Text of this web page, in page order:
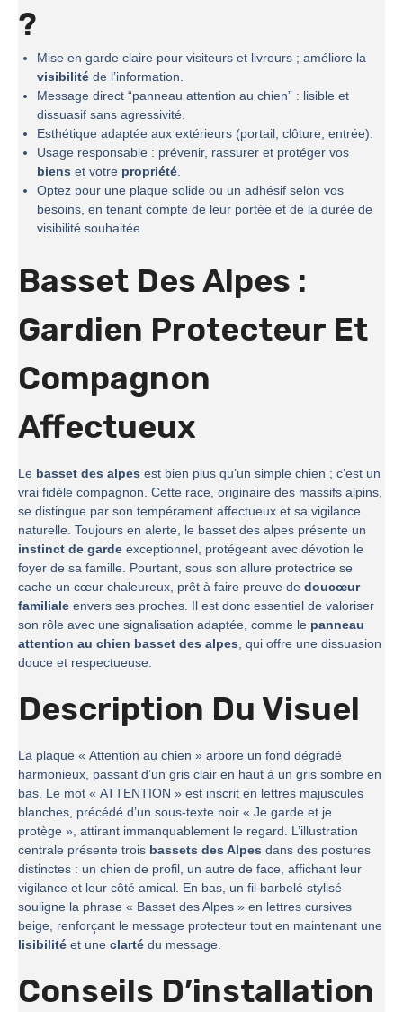
?
Mise en garde claire pour visiteurs et livreurs ; améliore la
visibilité de l’information.
Message direct “panneau attention au chien” : lisible et
dissuasif sans agressivité.
Esthétique adaptée aux extérieurs (portail, clôture, entrée).
Usage responsable : prévenir, rassurer et protéger vos
biens et votre propriété.
Optez pour une plaque solide ou un adhésif selon vos
besoins, en tenant compte de leur portée et de la durée de
visibilité souhaitée.
Basset Des Alpes :
Gardien Protecteur Et
Compagnon
Affectueux
Le basset des alpes est bien plus qu’un simple chien ; c’est un
vrai fidèle compagnon. Cette race, originaire des massifs alpins,
se distingue par son tempérament affectueux et sa vigilance
naturelle. Toujours en alerte, le basset des alpes présente un
instinct de garde exceptionnel, protégeant avec dévotion le
foyer de sa famille. Pourtant, sous son allure protectrice se
cache un cœur chaleureux, prêt à faire preuve de doucœur
familiale envers ses proches. Il est donc essentiel de valoriser
son rôle avec une signalisation adaptée, comme le panneau
attention au chien basset des alpes, qui offre une dissuasion
douce et respectueuse.
Description Du Visuel
La plaque « Attention au chien » arbore un fond dégradé
harmonieux, passant d’un gris clair en haut à un gris sombre en
bas. Le mot « ATTENTION » est inscrit en lettres majuscules
blanches, précédé d’un sous-texte noir « Je garde et je
protège », attirant immanquablement le regard. L’illustration
centrale présente trois bassets des Alpes dans des postures
distinctes : un chien de profil, un autre de face, affichant leur
vigilance et leur côté amical. En bas, un fil barbelé stylisé
souligne la phrase « Basset des Alpes » en lettres cursives
beige, renforçant le message protecteur tout en maintenant une
lisibilité et une clarté du message.
Conseils D’installation